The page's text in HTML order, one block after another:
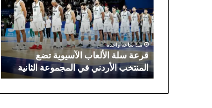
الآسيوية
تضع
المنتخب
الأردني
في
المجموعة
الثانية
منذ ساعة واحدة
قرعة سلة الألعاب الآسيوية تضع
المنتخب الأردني في المجموعة الثانية